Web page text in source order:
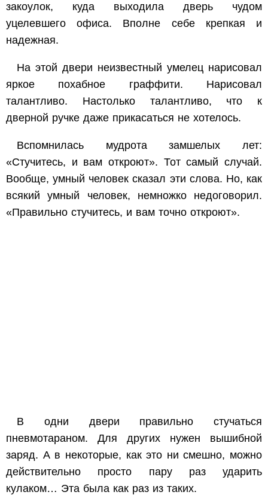
закоулок, куда выходила дверь чудом
уцелевшего офиса. Вполне себе крепкая и
надежная.
На этой двери неизвестный умелец нарисовал
яркое похабное граффити. Нарисовал
талантливо. Настолько талантливо, что к
дверной ручке даже прикасаться не хотелось.
Вспомнилась мудрота замшелых лет:
«Стучитесь, и вам откроют». Тот самый случай.
Вообще, умный человек сказал эти слова. Но, как
всякий умный человек, немножко недоговорил.
«Правильно стучитесь, и вам точно откроют».
В одни двери правильно стучаться
пневмотараном. Для других нужен вышибной
заряд. А в некоторые, как это ни смешно, можно
действительно просто пару раз ударить
кулаком… Эта была как раз из таких.